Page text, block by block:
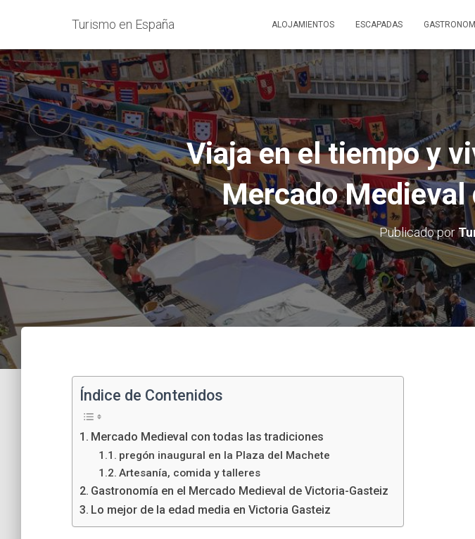
Turismo en España ALOJAMIENTOS ESCAPADAS
Viaja en el tiempo y
Mercado
Publicado por
Índice de Contenidos
Mercado Medieval con todas las tradiciones
pregón inaugural en la Plaza del Machete
Artesanía, comida y talleres
Gastronomía en el Mercado Medieval de Victoria-Gasteiz
Lo mejor de la edad media en Victoria Gasteiz